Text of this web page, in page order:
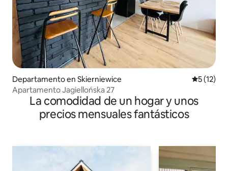
Departamento en Skierniewice
5 (12)
Apartamento Jagiellońska 27
La comodidad de un hogar y unos
precios mensuales fantásticos